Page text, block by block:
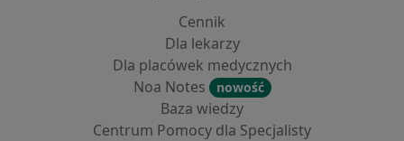
Cennik
Dla lekarzy
Dla placówek medycznych
Noa Notes
nowość
Baza wiedzy
Centrum Pomocy dla Specjalisty